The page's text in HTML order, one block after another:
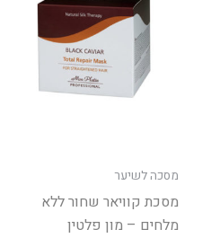
מסכה לשיער
מסכת קוויאר שחור ללא
מלחים – מון פלטין